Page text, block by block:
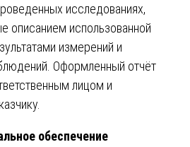
исследованиях,
описанием использованной
измерений и
Оформленный отчёт
лицом и
обеспечение